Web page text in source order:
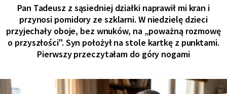
Pan Tadeusz z sąsiedniej działki naprawił mi kran i
przynosi pomidory ze szklarni. W niedzielę dzieci
przyjechały oboje, bez wnuków, na „poważną rozmowę
o przyszłości". Syn położył na stole kartkę z punktami.
Pierwszy przeczytałam do góry nogami